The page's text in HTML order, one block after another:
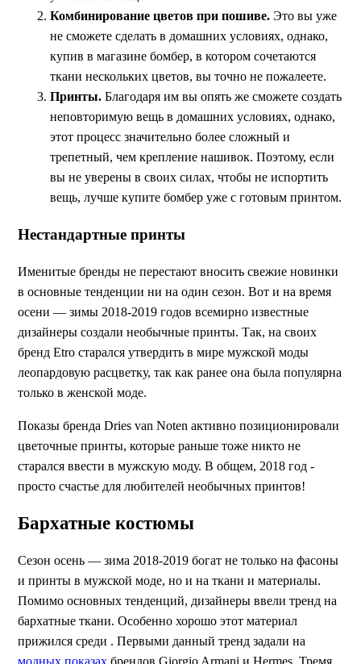
Комбинирование цветов при пошиве. Это вы уже
не сможете сделать в домашних условиях, однако,
купив в магазине бомбер, в котором сочетаются
ткани нескольких цветов, вы точно не пожалеете.
Принты. Благодаря им вы опять же сможете создать
неповторимую вещь в домашних условиях, однако,
этот процесс значительно более сложный и
трепетный, чем крепление нашивок. Поэтому, если
вы не уверены в своих силах, чтобы не испортить
вещь, лучше купите бомбер уже с готовым принтом.
Нестандартные принты
Именитые бренды не перестают вносить свежие новинки
в основные тенденции ни на один сезон. Вот и на время
осени — зимы 2018-2019 годов всемирно известные
дизайнеры создали необычные принты. Так, на своих
бренд Etro старался утвердить в мире мужской моды
леопардовую расцветку, так как ранее она была популярна
только в женской моде.
Показы бренда Dries van Noten активно позиционировали
цветочные принты, которые раньше тоже никто не
старался ввести в мужскую моду. В общем, 2018 год -
просто счастье для любителей необычных принтов!
Бархатные костюмы
Сезон осень — зима 2018-2019 богат не только на фасоны
и принты в мужской моде, но и на ткани и материалы.
Помимо основных тенденций, дизайнеры ввели тренд на
бархатные ткани. Особенно хорошо этот материал
прижился среди . Первыми данный тренд задали на
модных показах брендов Giorgio Armani и Hermes. Тремя